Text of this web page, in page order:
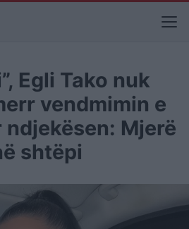
Egli Tako nuk
vendmimin e
Mjerë
shtëpi